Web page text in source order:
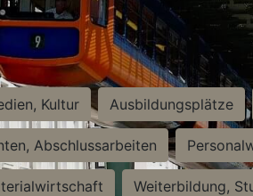
Kultur Ausbildungsplätze
Abschlussarbeiten
Weiterbildung,